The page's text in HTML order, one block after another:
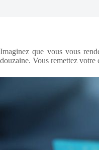
Imaginez que vous vous
douzaine. Vous remettez votre